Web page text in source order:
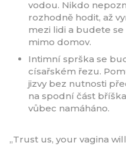
vodou. Nikdo
rozhodně hodit, až
mezi lidi a budete
mimo domov.
Intimní sprška se
císařském řezu.
jizvy bez nutnosti
na spodní část
vůbec namáháno.
„Trust us, your vagina